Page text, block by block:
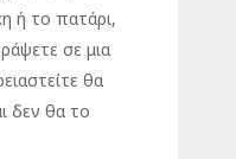
ή το πατάρι,
σε μια
θα
δεν θα το